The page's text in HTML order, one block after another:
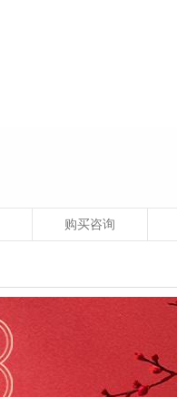
购买咨询